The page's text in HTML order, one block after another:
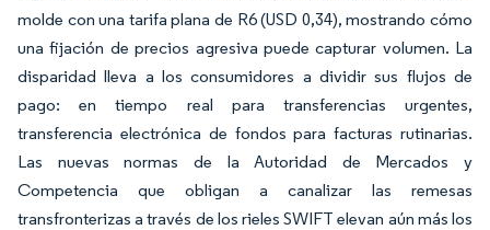
molde con una tarifa plana de R6 (USD 0,34), mostrando cómo
una fijación de precios agresiva puede capturar volumen. La
disparidad lleva a los consumidores a dividir sus flujos de
pago: en tiempo real para transferencias urgentes,
transferencia electrónica de fondos para facturas rutinarias.
Las nuevas normas de la Autoridad de Mercados y
Competencia que obligan a canalizar las remesas
transfronterizas a través de los rieles SWIFT elevan aún más los